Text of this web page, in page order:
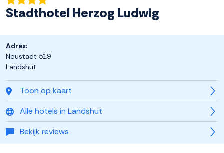
Stadthotel Herzog Ludwig
Toon op kaart
Alle hotels in Landshut
Bekijk reviews
Adres:
Neustadt 519
Landshut